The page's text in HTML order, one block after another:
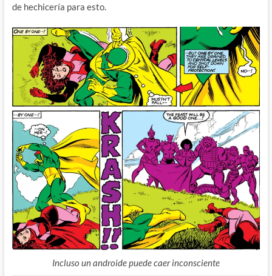
de hechicería para esto.
Incluso un androide puede caer inconsciente